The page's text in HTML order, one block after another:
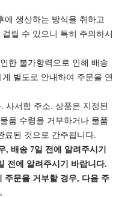
생산하는 방식을 취하고
릴 수 있으니 특히 주의하시
한 불가항력으로 인해 배송
별도로 안내하여 주문을 연
사서함 주소. 상품은 지정된
품 수령을 거부하거나 물품
료된 것으로 간주됩니다.
배송 7일 전에 알려주시기
전에 알려주시기 바랍니다.
주문을 거부할 경우, 다음 주